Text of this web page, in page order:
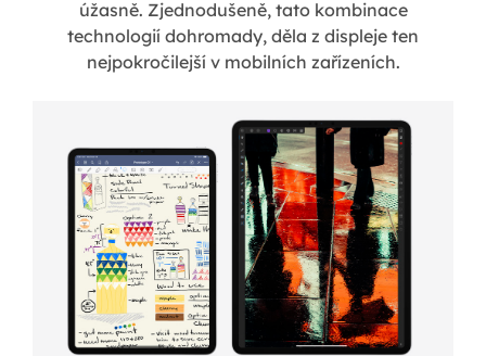
úžasně. Zjednodušeně, tato kombinace
technologií dohromady, děla z displeje ten
nejpokročilejší v mobilních zařízeních.